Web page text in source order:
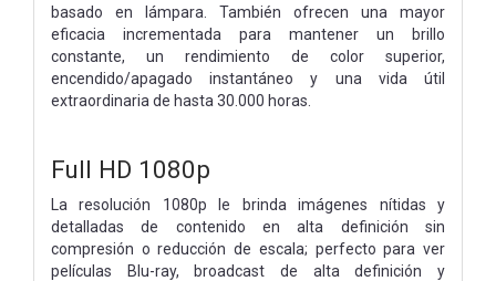
basado en lámpara. También ofrecen una mayor
eficacia incrementada para mantener un brillo
constante, un rendimiento de color superior,
encendido/apagado instantáneo y una vida útil
extraordinaria de hasta 30.000 horas.
Full HD 1080p
La resolución 1080p le brinda imágenes nítidas y
detalladas de contenido en alta definición sin
compresión o reducción de escala; perfecto para ver
películas Blu-ray, broadcast de alta definición y